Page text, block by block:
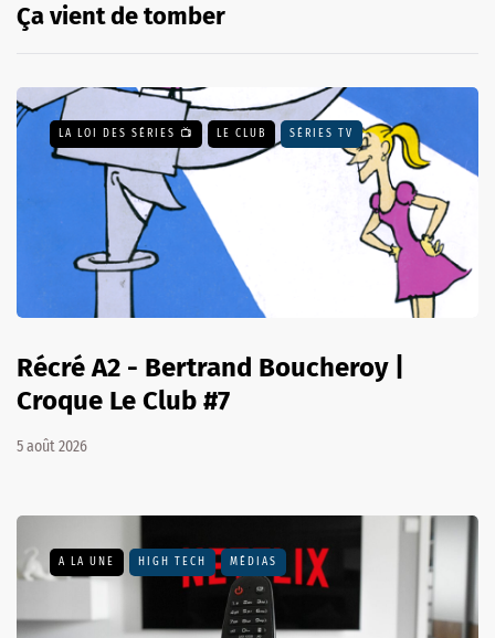
Ça vient de tomber
LA LOI DES SÉRIES 📺 LE CLUB SÉRIES TV
Récré A2 - Bertrand Boucheroy |
Croque Le Club #7
5 août 2026
A LA UNE HIGH TECH MÉDIAS